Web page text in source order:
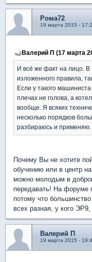
Рома72
19 марта 2015 -
Валерий П (17 марта
И всё же факт на лицо. В
изложенного правила,
Если у такого
плечах не голова, а
вообще. Я всяких
несколько порядков
разбираюсь и применяю.
Почему Вы не хотите
обучению или в центр
можно молодым в
передавать! На форуме
потому что
всех разная, у кого
Валерий П
19 марта 2015 -